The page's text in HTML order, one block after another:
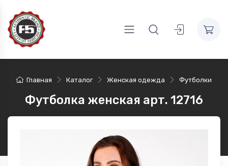
Главная Каталог Женская одежда Футболки
Футболка женская арт. 12716